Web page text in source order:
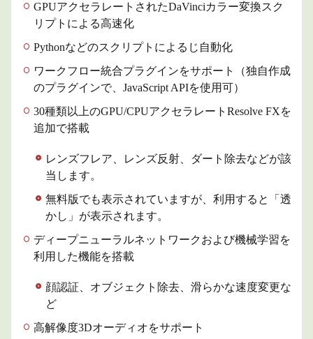
GPUアクセラレートされたDaVinciカラー変換スク
リプトによる高速化
Pythonなどのスクリプトによるじ自動化
ワークフロー統合プラグインをサポート（独自作成
のプラグインで、JavaScript APIを使用可）
30種類以上のGPU/CPUアクセラレートResolve FXを
追加で搭載
レンズフレア、レンズ反射、ダート除去などが該
当します。
無料版でも表示されていますが、利用すると「透
かし」が表示されます。
ディープニューラルネットワークおよび機械学習を
利用した機能を搭載
顔認証、オブジェクト除去、滑らかな速度変更な
ど
高解像度3Dオーディオをサポート